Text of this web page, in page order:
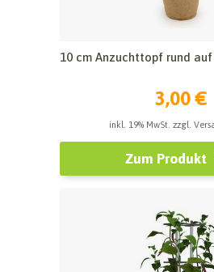
10 cm Anzuchttopf rund
3,00 €
inkl. 19% MwSt. zzgl.
Zum Produkt